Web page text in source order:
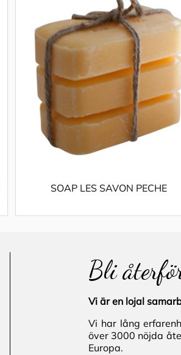
SOAP LES SAVON PECHE
Bli
Vi är en lojal
Vi har lång
över 3000 nöjda
Europa.